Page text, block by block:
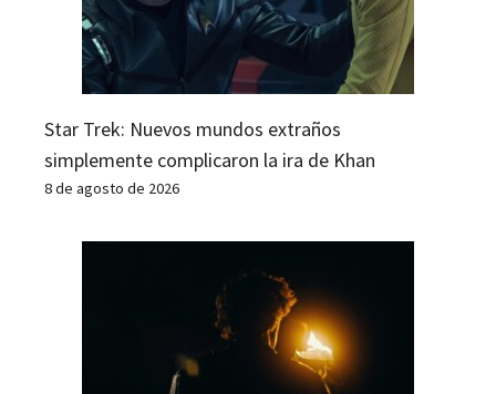
Star Trek: Nuevos mundos extraños
simplemente complicaron la ira de Khan
8 de agosto de 2026